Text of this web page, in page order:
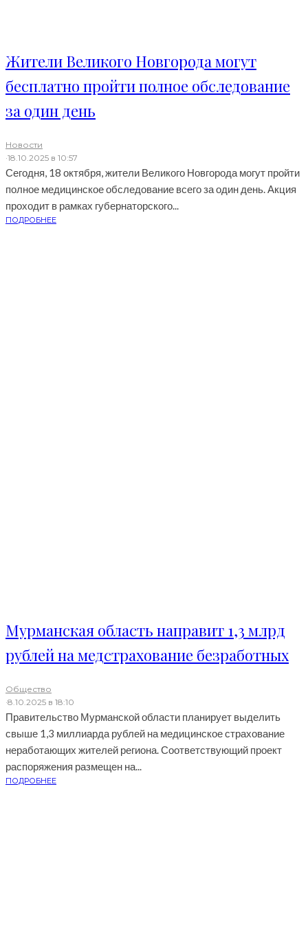
Жители Великого Новгорода могут
бесплатно пройти полное обследование
за один день
Новости
·18.10.2025 в 10:57
Сегодня, 18 октября, жители Великого Новгорода могут пройти
полное медицинское обследование всего за один день. Акция
проходит в рамках губернаторского...
ПОДРОБНЕЕ
Мурманская область направит 1,3 млрд
рублей на медстрахование безработных
Общество
·8.10.2025 в 18:10
Правительство Мурманской области планирует выделить
свыше 1,3 миллиарда рублей на медицинское страхование
неработающих жителей региона. Соответствующий проект
распоряжения размещен на...
ПОДРОБНЕЕ